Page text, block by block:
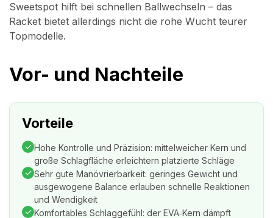
Sweetspot hilft bei schnellen Ballwechseln – das
Racket bietet allerdings nicht die rohe Wucht teurer
Topmodelle.
Vor- und Nachteile
Vorteile
Hohe Kontrolle und Präzision: mittelweicher Kern und
große Schlagfläche erleichtern platzierte Schläge
Sehr gute Manövrierbarkeit: geringes Gewicht und
ausgewogene Balance erlauben schnelle Reaktionen
und Wendigkeit
Komfortables Schlaggefühl: der EVA‑Kern dämpft